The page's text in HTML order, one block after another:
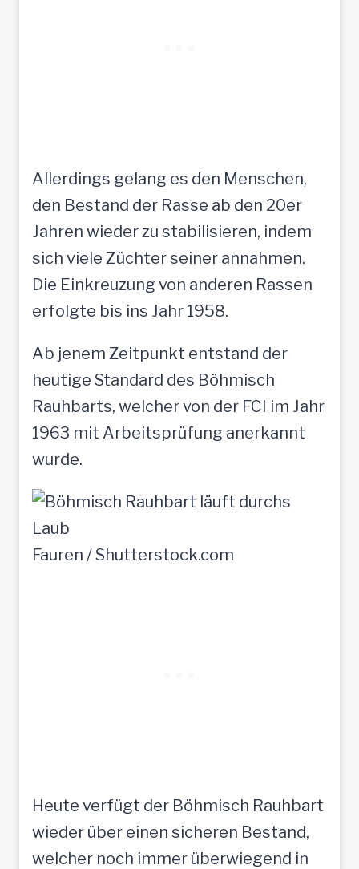
Allerdings gelang es den Menschen,
den Bestand der Rasse ab den 20er
Jahren wieder zu stabilisieren, indem
sich viele Züchter seiner annahmen.
Die Einkreuzung von anderen Rassen
erfolgte bis ins Jahr 1958.
Ab jenem Zeitpunkt entstand der
heutige Standard des Böhmisch
Rauhbarts, welcher von der FCI im Jahr
1963 mit Arbeitsprüfung anerkannt
wurde.
Fauren / Shutterstock.com
Heute verfügt der Böhmisch Rauhbart
wieder über einen sicheren Bestand,
welcher noch immer überwiegend in